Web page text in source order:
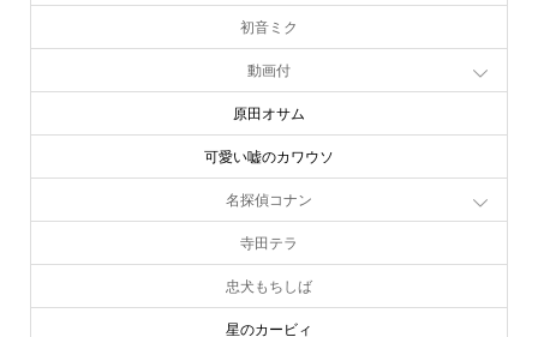
初音ミク
動画付
原田オサム
可愛い嘘のカワウソ
名探偵コナン
寺田テラ
忠犬もちしば
星のカービィ